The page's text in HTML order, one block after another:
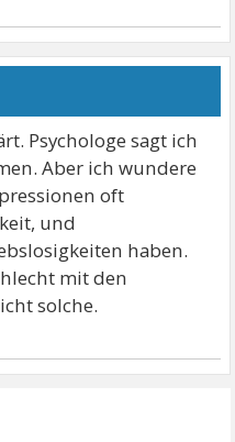
Psychologe sagt ich
Aber ich wundere
oft
und
haben.
mit den
solche.